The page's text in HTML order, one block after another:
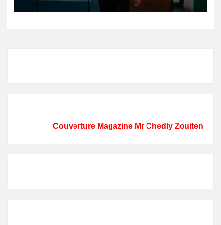
Couverture Magazine Mr Chedly Zouiten